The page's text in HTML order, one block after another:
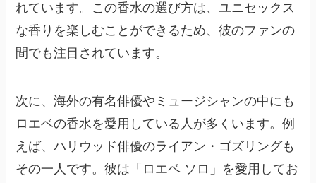
れています。この香水の選び方は、ユニセックス
な香りを楽しむことができるため、彼のファンの
間でも注目されています。
次に、海外の有名俳優やミュージシャンの中にも
ロエベの香水を愛用している人が多くいます。例
えば、ハリウッド俳優のライアン・ゴズリングも
その一人です。彼は「ロエベ ソロ」を愛用してお